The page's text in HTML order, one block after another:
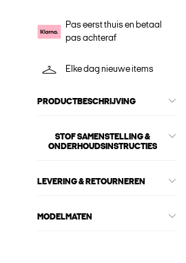
Pas eerst thuis en betaal
pas achteraf
Elke dag nieuwe items
PRODUCTBESCHRIJVING
STOF SAMENSTELLING &
ONDERHOUDSINSTRUCTIES
LEVERING & RETOURNEREN
MODELMATEN